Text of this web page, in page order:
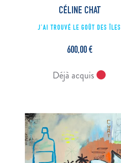
CÉLINE CHAT
J’AI TROUVÉ LE GOÛT DES ÎLES
600,00 €
Déjà acquis